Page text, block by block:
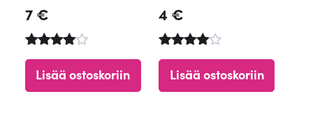
7€
tuotteesta
4.90
Lisää ostoskoriin
4 €
tuotteesta
4.84
Lisää ostoskoriin